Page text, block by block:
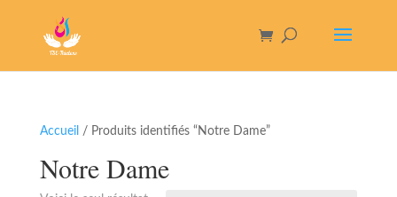
Accueil / Produits identifiés “Notre Dame”
Notre Dame